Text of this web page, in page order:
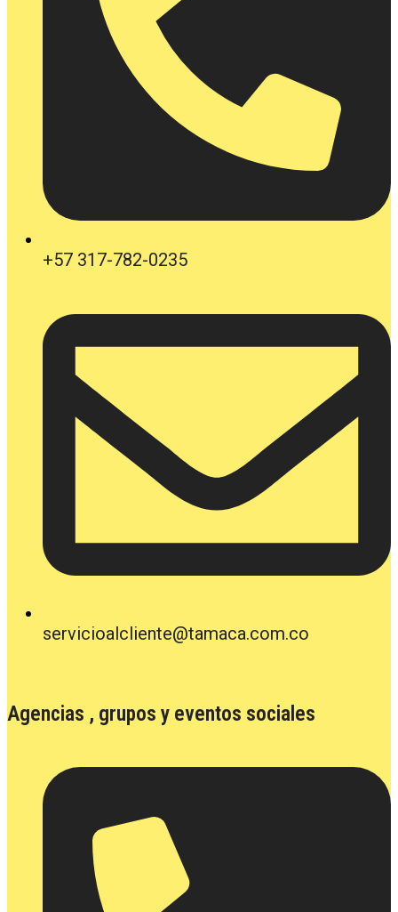
+57 317-782-0235
servicioalcliente@tamaca.com.co
Agencias , grupos y eventos sociales